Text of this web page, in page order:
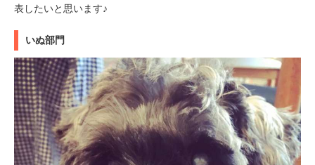
表したいと思います♪
いぬ部門